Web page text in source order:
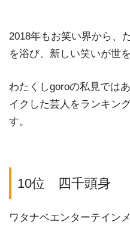
2018年もお笑い界から、
を浴び、新しい笑いが世
わたくしgoroの私見では
イクした芸人をランキン
す。
10位 四千頭身
ワタナベエンターテイン